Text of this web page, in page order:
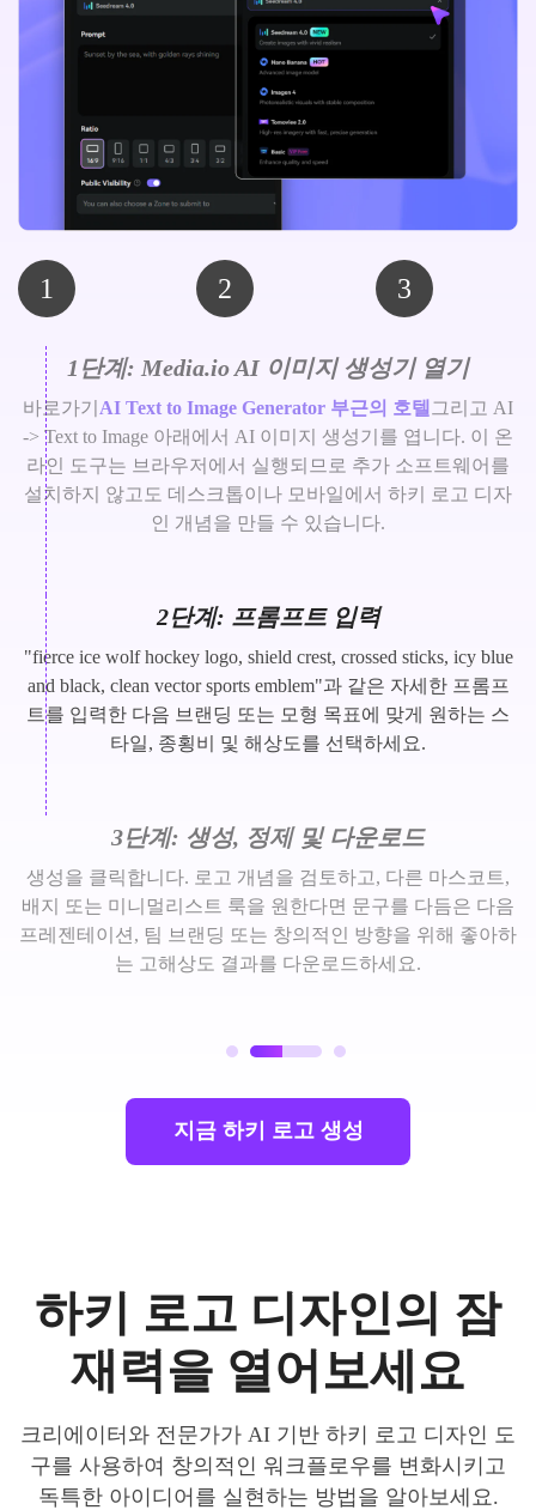
1 2 3
1단계: Media.io AI 이미지 생성기 열기
바로가기 AI Text to Image Generator 부근의 호텔 그리고 AI
-> Text to Image 아래에서 AI 이미지 생성기를 엽니다. 이 온
라인 도구는 브라우저에서 실행되므로 추가 소프트웨어를
설치하지 않고도 데스크톱이나 모바일에서 하키 로고 디자
인 개념을 만들 수 있습니다.
2단계: 프롬프트 입력
"fierce ice wolf hockey logo, shield crest, crossed sticks, icy blue
and black, clean vector sports emblem"과 같은 자세한 프롬프
트를 입력한 다음 브랜딩 또는 모형 목표에 맞게 원하는 스
타일, 종횡비 및 해상도를 선택하세요.
3단계: 생성, 정제 및 다운로드
생성을 클릭합니다. 로고 개념을 검토하고, 다른 마스코트,
배지 또는 미니멀리스트 룩을 원한다면 문구를 다듬은 다음
프레젠테이션, 팀 브랜딩 또는 창의적인 방향을 위해 좋아하
는 고해상도 결과를 다운로드하세요.
지금 하키 로고 생성
하키 로고 디자인의 잠
재력을 열어보세요
크리에이터와 전문가가 AI 기반 하키 로고 디자인 도
구를 사용하여 창의적인 워크플로우를 변화시키고
독특한 아이디어를 실현하는 방법을 알아보세요.